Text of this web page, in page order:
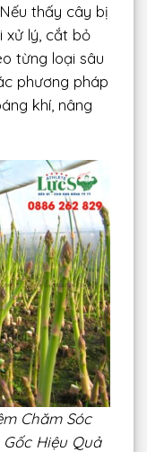
thấy cây bị
xử lý, cắt bỏ
từng loại sâu
phương pháp
khí, nâng
Chăm Sóc
Hiệu Quả